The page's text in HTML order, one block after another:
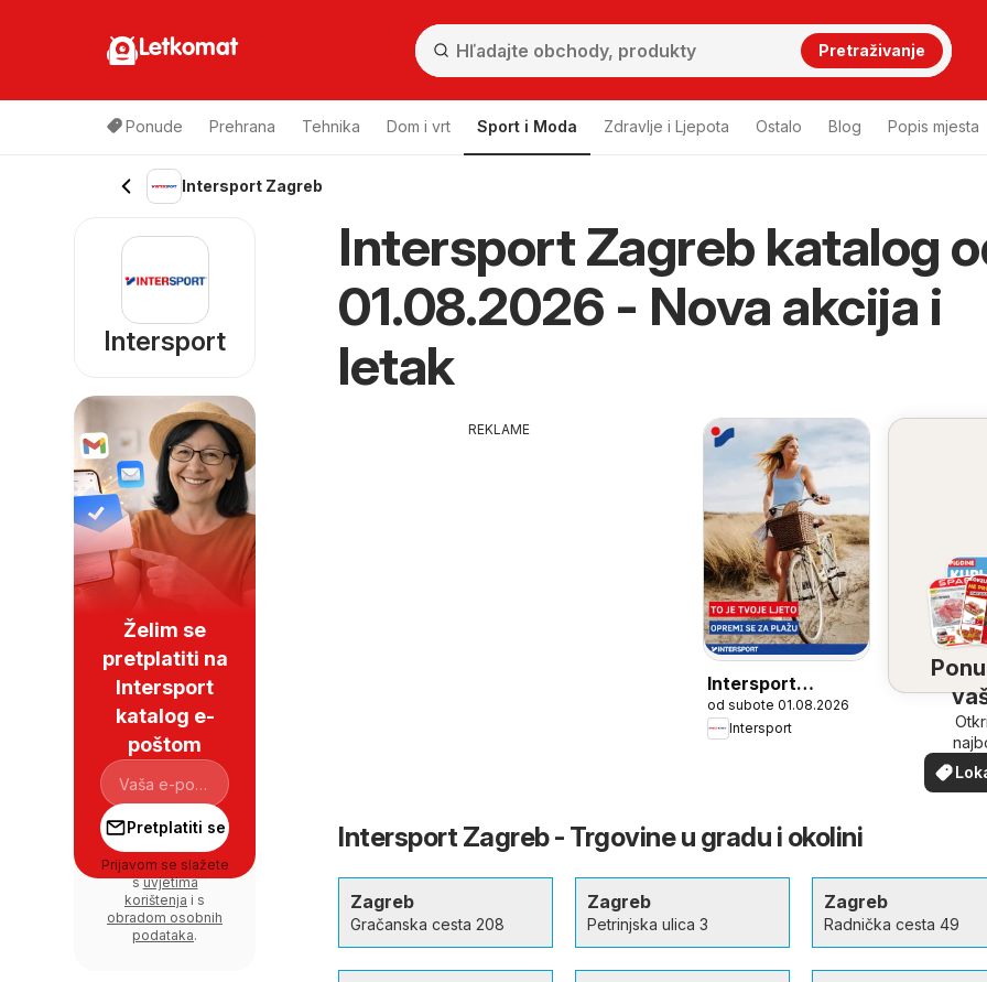
Letkomat Pretraživanje
Ponude Prehrana Tehnika Dom i vrt Sport i Moda Zdravlje i Ljepota Ostalo Blog Popis mjesta
Intersport Zagreb
Intersport Zagreb katalog
01.08.2026 - Nova akcija i
letak
REKLAME
Intersport
Katalog
od subote 01.08.2026
Intersport
vašoj
Intersport Zagreb - Trgovine u gradu i okolini
Zagreb
Gračanska cesta 208
Zagreb
Petrinjska ulica 3
Zagreb
Radnička cesta 49
Intersport
Želim se
pretplatiti na
Intersport
katalog e-
poštom
Pretplatiti se
Prijavom se slažete
suvjetima
korištenja i s
obradom osobnih
podataka.